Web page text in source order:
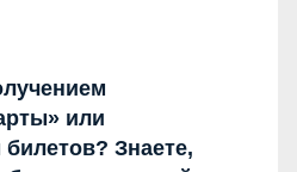
или
Знаете,